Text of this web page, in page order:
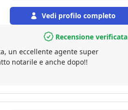
Vedi profilo completo
Recensione verificata
un eccellente agente super
notarile e anche dopo!!